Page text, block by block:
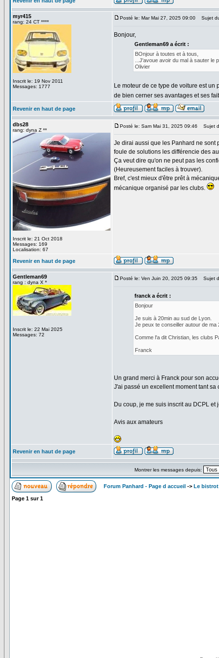
myr415
rang: 24 CT ****
Inscrit le: 19 Nov 2011
Messages: 1777
Posté le: Mar Mai 27, 2025 09:00 Sujet
Bonjour,
Gentleman69 a écrit :
BOnjour à toutes et à tous,
...J'avoue avoir du mal à sauter
Olivier
Le moteur de ce type de voiture est
de bien cerner ses avantages et ses
Revenir en haut de page
dbs28
rang: dyna Z **
Inscrit le: 21 Oct 2018
Messages: 169
Localisation: 67
Posté le: Sam Mai 31, 2025 09:46 Sujet
Je dirai aussi que les Panhard ne sont
foule de solutions les différencie des
Ça veut dire qu'on ne peut pas les
(Heureusement faciles à trouver).
Bref, c'est mieux d'être prêt à
mécanique organisé par les clubs.
Revenir en haut de page
Gentleman69
rang : dyna X *
Inscrit le: 22 Mai 2025
Messages: 72
Posté le: Ven Juin 20, 2025 09:35 Sujet
franck a écrit :
Bonjour
Je suis à 20min au sud de Lyon.
Je peux te conseiller autour de ma
Comme l'a dit Christian, les clubs
Franck
Un grand merci à Franck pour son
J'ai passé un excellent moment tant
Du coup, je me suis inscrit au DCPL
Avis aux amateurs
Revenir en haut de page
Montrer les messages depuis:
Forum Panhard - Page d accueil -> Le bistrot
Page 1 sur1